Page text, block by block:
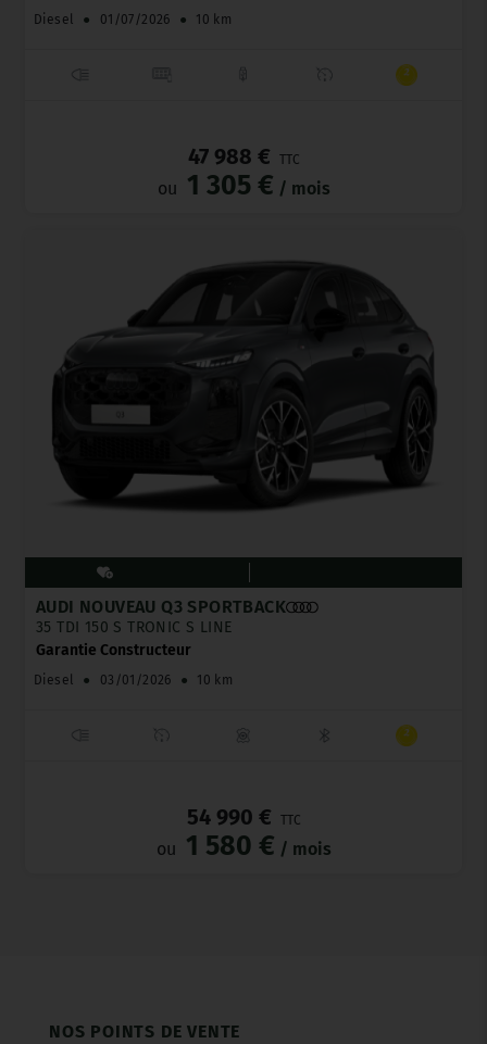
Diesel ● 01/07/2026 ● 10 km
47 988 € TTC
ou 1 305 € / mois
AUDI NOUVEAU Q3 SPORTBACK
35 TDI 150 S TRONIC S LINE
Garantie Constructeur
Diesel ● 03/01/2026 ● 10 km
54 990 € TTC
ou 1 580 € / mois
NOS POINTS DE VENTE